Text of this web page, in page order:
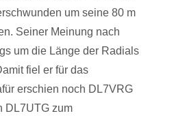
um seine 80 m
Seiner Meinung nach
um die Länge der Radials
fiel er für das
erschien noch DL7VRG
DL7UTG zum